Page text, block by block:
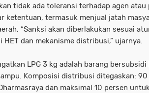
tidak ada toleransi terhadap agen atau
ketentuan, termasuk menjual jatah
“Sanksi akan diberlakukan sesuai
HET dan mekanisme distribusi,” ujarnya.
LPG 3 kg adalah barang
Komposisi distribusi ditegaskan:
dan maksimal 10 persen